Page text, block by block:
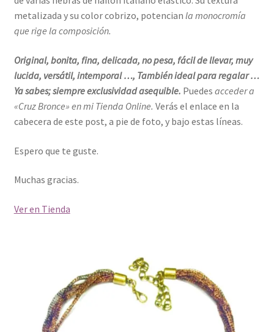
metalizada y su color cobrizo, potencian la monocromía
que rige la composición.
Original, bonita, fina, delicada, no pesa, fácil de llevar, muy
lucida, versátil, intemporal …, También ideal para regalar …
Ya sabes; siempre exclusividad asequible. Puedes acceder a
«Cruz Bronce» en mi Tienda Online. Verás el enlace en la
cabecera de este post, a pie de foto, y bajo estas líneas.
Espero que te guste.
Muchas gracias.
Ver en Tienda